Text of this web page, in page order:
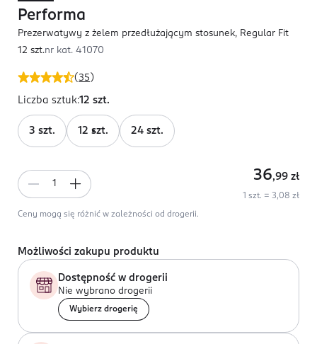
(35 )
Performa
Prezerwatywy z żelem przedłużającym stosunek, Regular Fit
12 szt.nr kat. 41070
Liczba sztuk:12 szt.
3 szt. 12 szt. 24 szt.
36,99 zł
1 szt. = 3,08 zł
Ceny mogą się różnić w zależności od drogerii.
Możliwości zakupu produktu
Dostępność w drogerii
Nie wybrano drogerii
Wybierz drogerię